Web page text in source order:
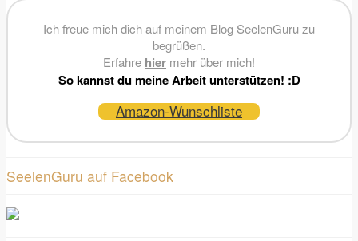
Ich freue mich dich auf meinem Blog SeelenGuru zu
begrüßen.
Erfahre hier mehr über mich!
So kannst du meine Arbeit unterstützen! :D
Amazon-Wunschliste
SeelenGuru auf Facebook